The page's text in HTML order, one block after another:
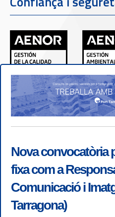
Nova convocatòria
fixa com a
Comunicació i
Tarragona)